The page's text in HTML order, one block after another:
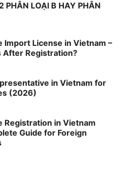
PHÂN LOẠI B HAY PHÂN
Import License in Vietnam –
After Registration?
in Vietnam for
(2026)
Registration in Vietnam
Guide for Foreign